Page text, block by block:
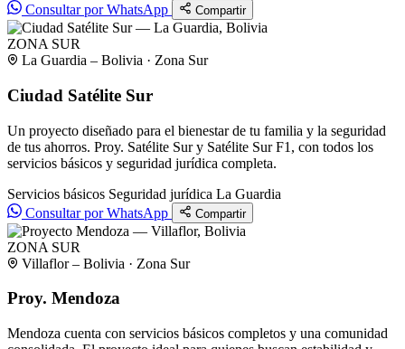
Consultar por WhatsApp
Compartir
ZONA SUR
La Guardia – Bolivia · Zona Sur
Ciudad Satélite Sur
Un proyecto diseñado para el bienestar de tu familia y la seguridad
de tus ahorros. Proy. Satélite Sur y Satélite Sur F1, con todos los
servicios básicos y seguridad jurídica completa.
Servicios básicos Seguridad jurídica La Guardia
Consultar por WhatsApp
Compartir
ZONA SUR
Villaflor – Bolivia · Zona Sur
Proy. Mendoza
Mendoza cuenta con servicios básicos completos y una comunidad